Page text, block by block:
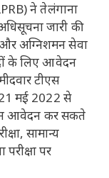
ने तेलंगाना
जारी की
और अग्निशमन सेवा
के लिए आवेदन
टीएस
मई 2022 से
आवेदन कर सकते
सामान्य
पर